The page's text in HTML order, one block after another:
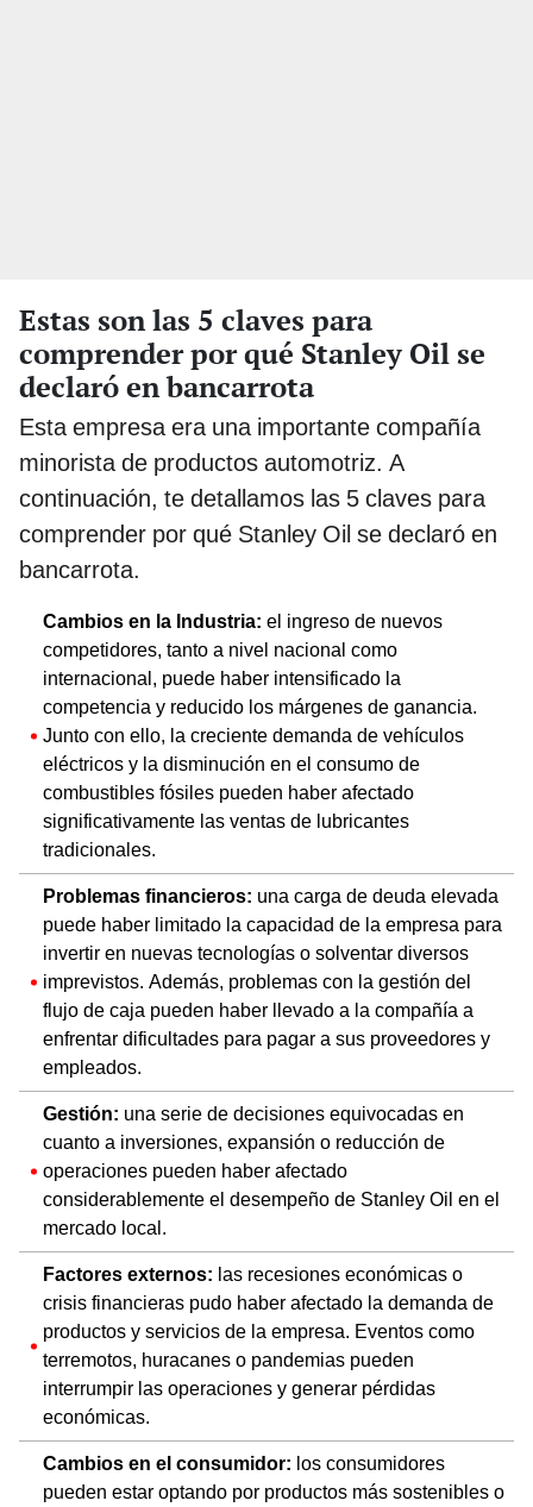
Estas son las 5 claves para
comprender por qué Stanley Oil se
declaró en bancarrota
Esta empresa era una importante compañía
minorista de productos automotriz. A
continuación, te detallamos las 5 claves para
comprender por qué Stanley Oil se declaró en
bancarrota.
Cambios en la Industria: el ingreso de nuevos
competidores, tanto a nivel nacional como
internacional, puede haber intensificado la
competencia y reducido los márgenes de ganancia.
Junto con ello, la creciente demanda de vehículos
eléctricos y la disminución en el consumo de
combustibles fósiles pueden haber afectado
significativamente las ventas de lubricantes
tradicionales.
Problemas financieros: una carga de deuda elevada
puede haber limitado la capacidad de la empresa para
invertir en nuevas tecnologías o solventar diversos
imprevistos. Además, problemas con la gestión del
flujo de caja pueden haber llevado a la compañía a
enfrentar dificultades para pagar a sus proveedores y
empleados.
Gestión: una serie de decisiones equivocadas en
cuanto a inversiones, expansión o reducción de
operaciones pueden haber afectado
considerablemente el desempeño de Stanley Oil en el
mercado local.
Factores externos: las recesiones económicas o
crisis financieras pudo haber afectado la demanda de
productos y servicios de la empresa. Eventos como
terremotos, huracanes o pandemias pueden
interrumpir las operaciones y generar pérdidas
económicas.
Cambios en el consumidor: los consumidores
pueden estar optando por productos más sostenibles o